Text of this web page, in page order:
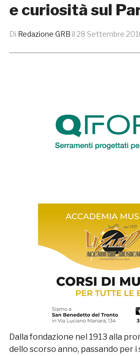
e curiosità sul
Di Redazione GRB il 28 Settembre
Dalla fondazione nel 1913 alla
dello scorso anno, passando per i